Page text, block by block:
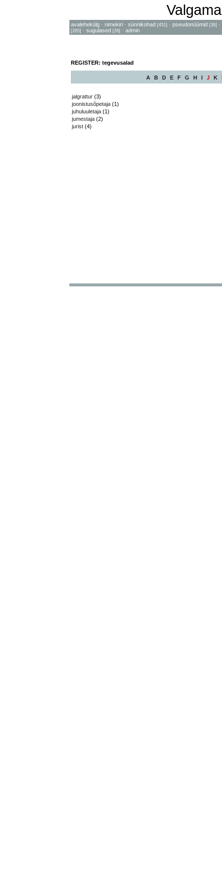
avalehekülg · nimekiri · sünnikohad [451] · pseudonüümid [36] ·
[265] · sugulased [26] · admin
REGISTER: tegevusalad
A B D E F G H J K
jalgrattur (3)
joonistusõpetaja (1)
juhuluuletaja (1)
jumestaja (2)
jurist (4)